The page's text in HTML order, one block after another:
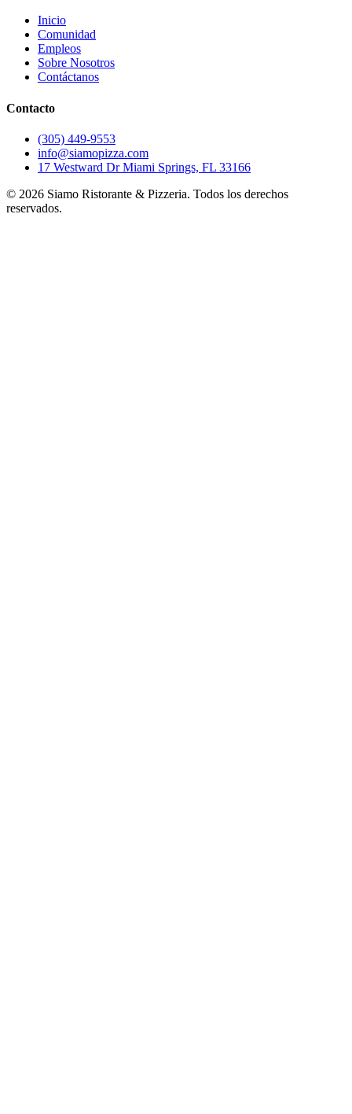
Inicio
Comunidad
Empleos
Sobre Nosotros
Contáctanos
Contacto
(305) 449-9553
info@siamopizza.com
17 Westward Dr Miami Springs, FL 33166
© 2026 Siamo Ristorante & Pizzeria. Todos los derechos
reservados.